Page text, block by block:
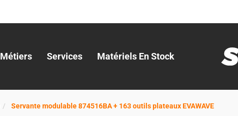
Métiers Services Matériels En Stock
Servante modulable 874516BA + 163 outils plateaux EVAWAVE